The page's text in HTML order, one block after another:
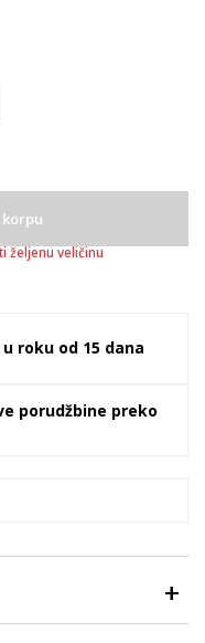
željenu veličinu
roku od 15 dana
porudžbine preko